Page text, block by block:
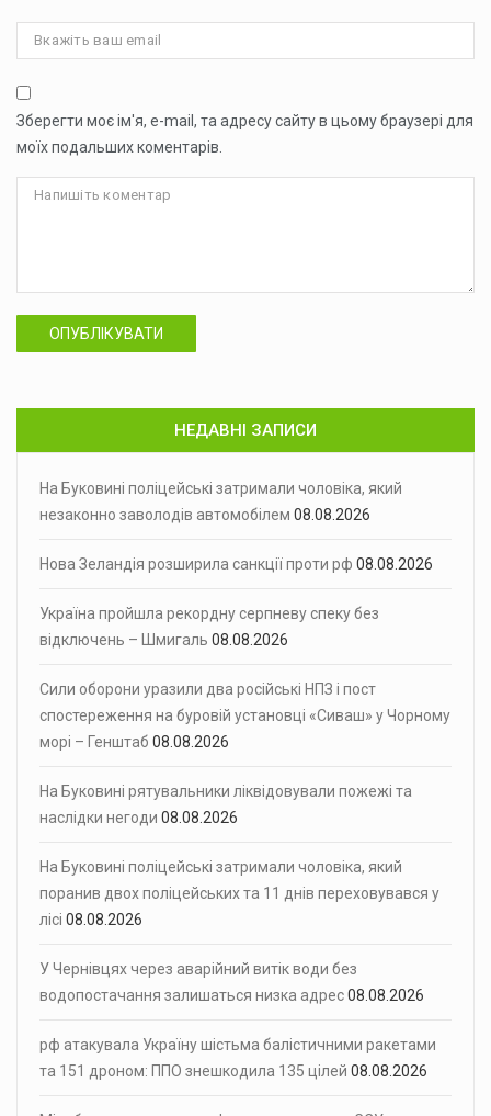
Зберегти моє ім'я, e-mail, та адресу сайту в цьому браузері для
моїх подальших коментарів.
ОПУБЛІКУВАТИ
НЕДАВНІ ЗАПИСИ
На Буковині поліцейські затримали чоловіка, який
незаконно заволодів автомобілем 08.08.2026
Нова Зеландія розширила санкції проти рф 08.08.2026
Україна пройшла рекордну серпневу спеку без
відключень – Шмигаль 08.08.2026
Сили оборони уразили два російські НПЗ і пост
спостереження на буровій установці «Сиваш» у Чорному
морі – Генштаб 08.08.2026
На Буковині рятувальники ліквідовували пожежі та
наслідки негоди 08.08.2026
На Буковині поліцейські затримали чоловіка, який
поранив двох поліцейських та 11 днів переховувався у
лісі 08.08.2026
У Чернівцях через аварійний витік води без
водопостачання залишаться низка адрес08.08.2026
рф атакувала Україну шістьма балістичними ракетами
та 151 дроном: ППО знешкодила 135 цілей 08.08.2026